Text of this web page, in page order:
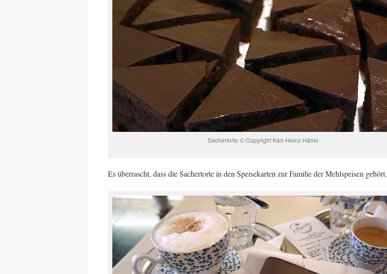
Sachertorte © Copyright Karl-Heinz Hänel
Es überrascht, dass die Sachertorte in den Speisekarten zur Familie der Mehlspeisen gehört.